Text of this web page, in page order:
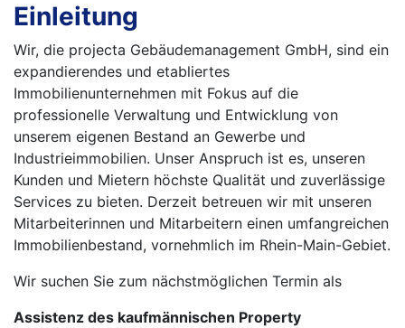
Einleitung
Wir, die projecta Gebäudemanagement GmbH, sind ein
expandierendes und etabliertes
Immobilienunternehmen mit Fokus auf die
professionelle Verwaltung und Entwicklung von
unserem eigenen Bestand an Gewerbe und
Industrieimmobilien. Unser Anspruch ist es, unseren
Kunden und Mietern höchste Qualität und zuverlässige
Services zu bieten. Derzeit betreuen wir mit unseren
Mitarbeiterinnen und Mitarbeitern einen umfangreichen
Immobilienbestand, vornehmlich im Rhein-Main-Gebiet.
Wir suchen Sie zum nächstmöglichen Termin als
Assistenz des kaufmännischen Property